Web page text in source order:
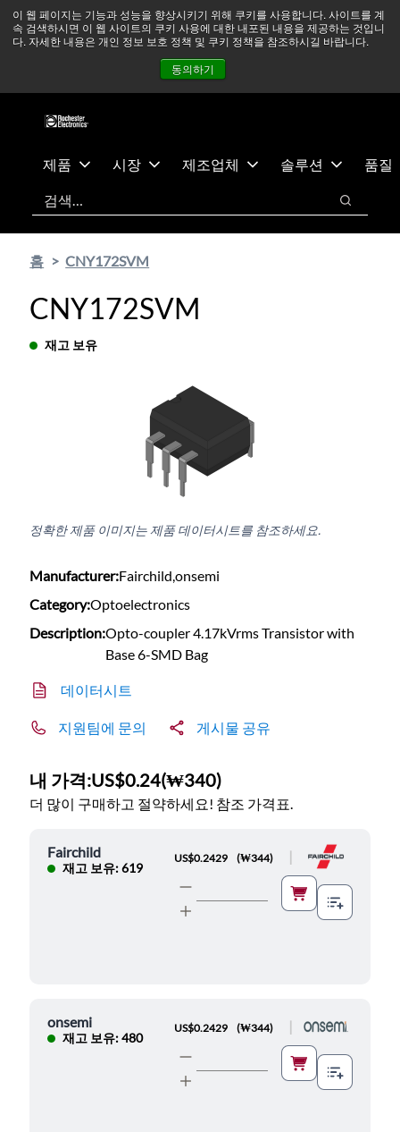
이 웹 페이지는 기능과 성능을 향상시키기 위해 쿠키를 사용합니다. 사이트를 계
속 검색하시면 이 웹 사이트의 쿠키 사용에 대한 내포된 내용을 제공하는 것입니
다. 자세한 내용은 개인 정보 보호 정책 및 쿠키 정책을 참조하시길 바랍니다.
동의하기
츠
건
중동 지역 상황을 지속적으로 주시하고 있으며, 모든 서비스는
정상적으로 운영되고 있습니다. 더 읽어보기 →
뉴스
문의하기
제품 시장 제조업체 솔루션
품질
검색
검색
홈 CNY172SVM
CNY172SVM
재고 보유
정확한 제품 이미지는 제품 데이터시트를 참조하세요.
Manufacturer:Fairchild,onsemi
Category:Optoelectronics
Description:Opto-coupler 4.17kVrms Transistor with
Base 6-SMD Bag
데이터시트
지원팀에 문의 게시물 공유
내 가격:US$0.24(₩340)
더 많이 구매하고 절약하세요! 참조 가격표.
Fairchild
재고 보유: 619
US$0.2429 (₩344)
onsemi
재고 보유: 480
US$0.2429 (₩344)